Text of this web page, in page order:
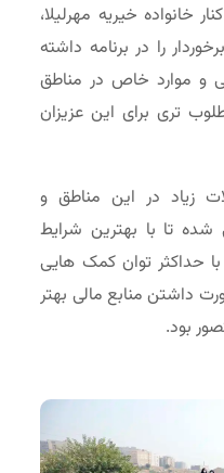
خانواده خیریه مهرلیلا،
را در برنامه داشته
و موارد خاص در مناطق
تری برای این عزیزان
زیاد در این مناطق و
تا با بهترین شرایط
حداکثر توان کمک هایی
داشتن منابع مالی بهتر
بود.